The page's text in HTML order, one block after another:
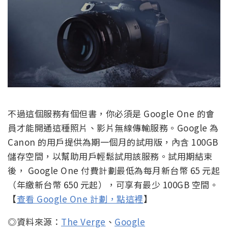
不過這個服務有個但書，你必須是 Google One 的會
員才能開通這種照片、影片無線傳輸服務。Google 為
Canon 的用戶提供為期一個月的試用版，內含 100GB
儲存空間，以幫助用戶輕鬆試用該服務。試用期結束
後， Google One 付費計劃最低為每月新台幣 65 元起
（年繳新台幣 650 元起），可享有最少 100GB 空間。
【查看 Google One 計劃，點這裡】
◎資料來源： The Verge 、 Google